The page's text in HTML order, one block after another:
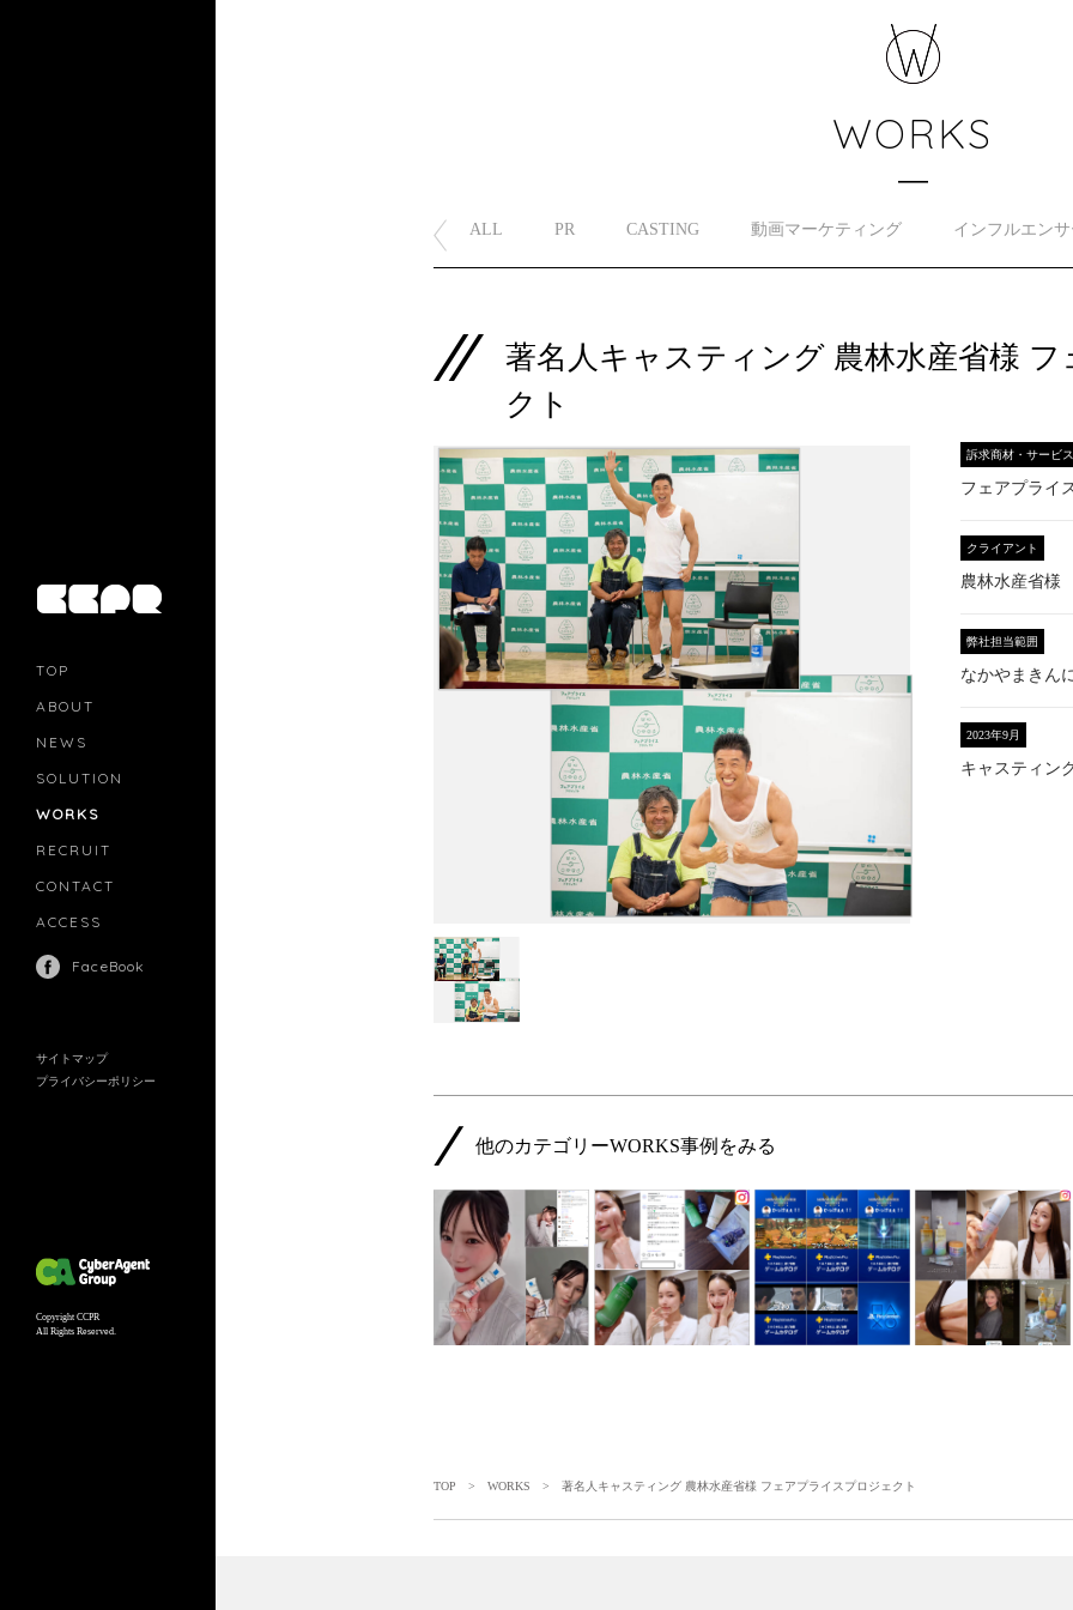
TOP
ABOUT
NEWS
SOLUTION
WORKS
RECRUIT
CONTACT
ACCESS
FaceBook
サイトマップ
プライバシーポリシー
Copyright CCPR
All Rights Reserved.
MOVIE MARKETING
INFLUENCERS MARKETING
WORKS
ALL PR CASTING 動画マーケティング インフルエン
著名人キャスティング 農林水産省様
クト
訴求商材・サービス
フェアプライ
クライアント
農林水産省様
弊社担当範囲
なかやまきん
2023年9月
キャスティン
他のカテゴリーWORKS事例をみる
TOP > WORKS > 著名人キャスティング 農林水産省様 フェアプライスプロジェクト